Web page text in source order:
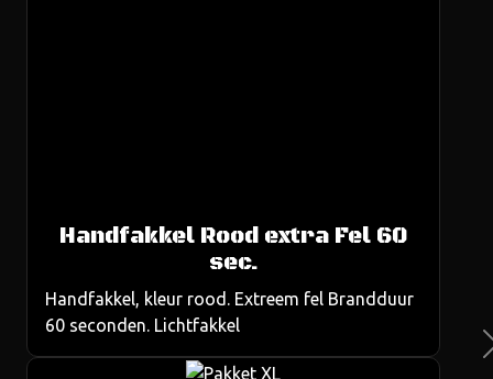
Handfakkel Rood extra Fel 60
sec.
Handfakkel, kleur rood. Extreem fel Brandduur
60 seconden. Lichtfakkel